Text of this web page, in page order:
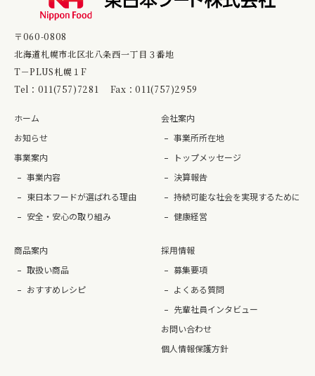
〒060-0808
北海道札幌市北区北八条西一丁目３番地
T－PLUS札幌１F
Tel： 011(757)7281 Fax：011(757)2959
ホーム
お知らせ
事業案内
事業内容
東日本フードが選ばれる理由
安全・安心の取り組み
商品案内
取扱い商品
おすすめレシピ
会社案内
事業所所在地
トップメッセージ
決算報告
持続可能な社会を実現するために
健康経営
採用情報
募集要項
よくある質問
先輩社員インタビュー
お問い合わせ
個人情報保護方針